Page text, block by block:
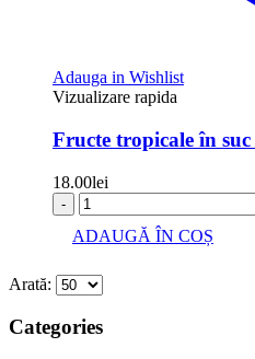
Adauga in Wishlist
Vizualizare rapida
Fructe tropicale în
18.00lei
-
ADAUGĂ ÎN COȘ
Arată:
Categories